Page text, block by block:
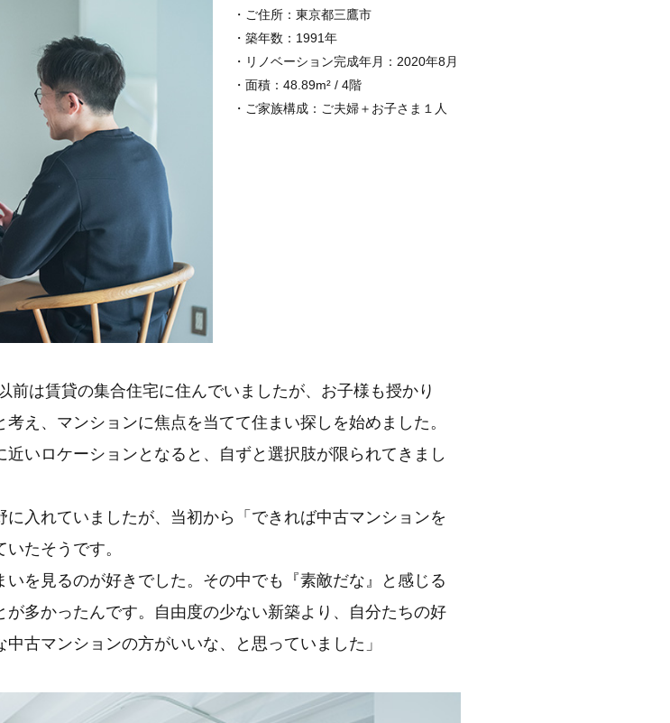
・ご住所：東京都三鷹市
・築年数：1991年
・リノベーション完成年月：2020年8月
・面積：48.89m² / 4階
・ご家族構成：ご夫婦＋お子さま１人
前は賃貸の集合住宅に住んでいましたが、お子様も授かり
え、マンションに焦点を当てて住まい探しを始めました。
近いロケーションとなると、自ずと選択肢が限られてきまし
入れていましたが、当初から「できれば中古マンションを
たそうです。
いを見るのが好きでした。その中でも『素敵だな』と感じる
多かったんです。自由度の少ない新築より、自分たちの好
古マンションの方がいいな、と思っていました」